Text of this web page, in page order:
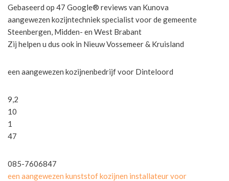
Gebaseerd op 47 Google® reviews van Kunova
aangewezen kozijntechniek specialist voor de gemeente
Steenbergen, Midden- en West Brabant
Zij helpen u dus ook in Nieuw Vossemeer & Kruisland
een aangewezen kozijnenbedrijf voor Dinteloord
9,2
10
1
47
085-7606847
een aangewezen kunststof kozijnen installateur voor